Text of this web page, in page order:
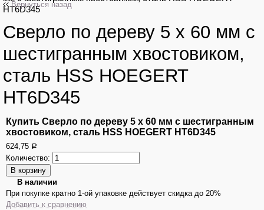
HT6D345
Вернуться назад
Сверло по дереву 5 х 60 мм с
шестигранным хвостовиком,
сталь HSS HOEGERT
HT6D345
Купить Сверло по дереву 5 х 60 мм с шестигранным
хвостовиком, сталь HSS HOEGERT HT6D345
624,75 Р
Количество:
В наличии
При покупке кратно 1-ой упаковке действует скидка до 20%
Добавить к сравнению